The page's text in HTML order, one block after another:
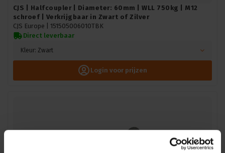
CJS | Halfcoupler | Diameter: 60mm | WLL 750kg | M12
schroef | Verkrijgbaar in Zwart of Zilver
CJS Europe | 151505006010TBK
Direct leverbaar
Kleur: Zwart
Login voor prijzen